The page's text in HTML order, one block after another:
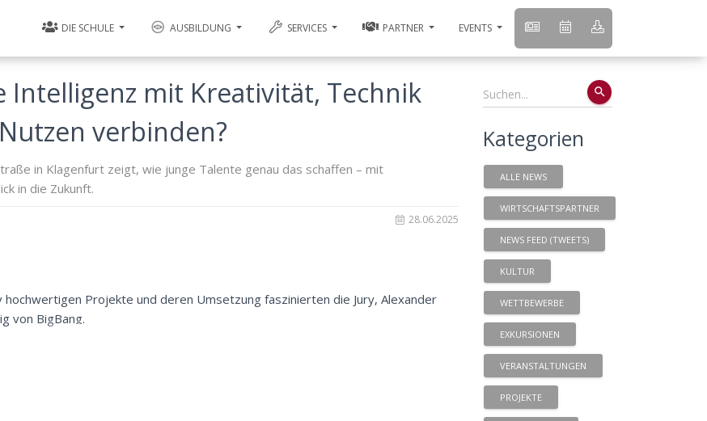
DIE SCHULE AUSBILDUNG SERVICES PARTNER EVENTS
Intelligenz mit Kreativität, Technik
verbinden?
in Klagenfurt zeigt, wie junge Talente genau das schaffen – mit
in die Zukunft.
28.06.2025
Projekte und deren Umsetzung faszinierten die Jury, Alexander
von BigBang.
search
Kategorien
ALLE NEWS
WIRTSCHAFTSPARTNER
NEWS FEED (TWEETS)
KULTUR
WETTBEWERBE
EXKURSIONEN
VERANSTALTUNGEN
PROJEKTE